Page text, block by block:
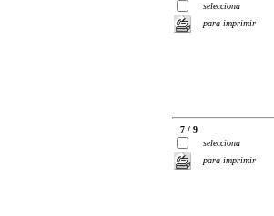
selecciona
para imprimir
7 / 9
selecciona
para imprimir